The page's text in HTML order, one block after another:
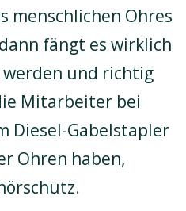
menschlichen Ohres
fängt es wirklich
und richtig
Mitarbeiter bei
Diesel-Gabelstapler
Ohren haben,